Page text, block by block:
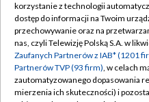
Abonament TVP
Emisja w TVP
Centrum informacji TVP
Naziemna Telewizja
korzystanie z technologii
dostęp do informacji na Twoim
przechowywanie oraz na
nas, czyli Telewizję Polską S.A. w
Zaufanych Partnerów z IAB* (1201
Partnerów TVP (93 firm), w celach
zautomatyzowanego dopasowania
mierzenia ich skuteczności) i